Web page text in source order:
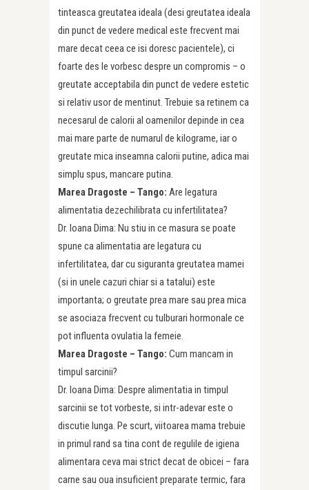
tinteasca greutatea ideala (desi greutatea ideala
din punct de vedere medical este frecvent mai
mare decat ceea ce isi doresc pacientele), ci
foarte des le vorbesc despre un compromis – o
greutate acceptabila din punct de vedere estetic
si relativ usor de mentinut. Trebuie sa retinem ca
necesarul de calorii al oamenilor depinde in cea
mai mare parte de numarul de kilograme, iar o
greutate mica inseamna calorii putine, adica mai
simplu spus, mancare putina.
Marea Dragoste – Tango: Are legatura
alimentatia dezechilibrata cu infertilitatea?
Dr. Ioana Dima: Nu stiu in ce masura se poate
spune ca alimentatia are legatura cu
infertilitatea, dar cu siguranta greutatea mamei
(si in unele cazuri chiar si a tatalui) este
importanta; o greutate prea mare sau prea mica
se asociaza frecvent cu tulburari hormonale ce
pot influenta ovulatia la femeie.
Marea Dragoste – Tango: Cum mancam in
timpul sarcinii?
Dr. Ioana Dima: Despre alimentatia in timpul
sarcinii se tot vorbeste, si intr-adevar este o
discutie lunga. Pe scurt, viitoarea mama trebuie
in primul rand sa tina cont de regulile de igiena
alimentara ceva mai strict decat de obicei – fara
carne sau oua insuficient preparate termic, fara